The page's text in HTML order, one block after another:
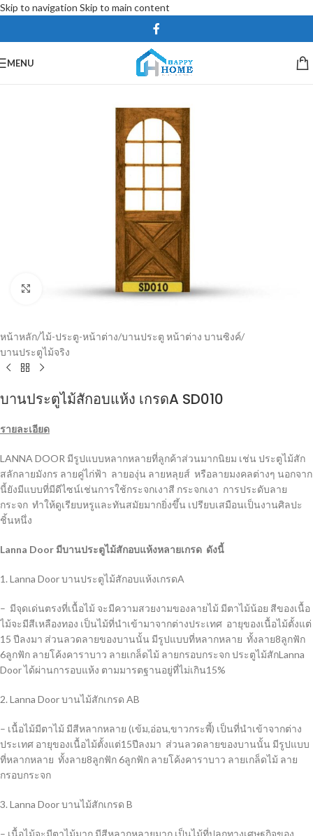
Skip to navigation Skip to main content
MENU
Click to enlarge
หน้าหลัก/ไม้-ประตู-หน้าต่าง/บานประตู หน้าต่าง บานซิงค์/
บานประตูไม้จริง
บานประตูไม้สักอบแห้ง เกรดA SD010
รายละเอียด
LANNA DOOR มีรูปแบบหลากหลายที่ลูกค้าส่วนมากนิยม เช่น ประตูไม้สัก
สลักลายมังกร ลายคู่ไก่ฟ้า ลายองุ่น ลายหลุยส์ หรือลายมงคลต่างๆ นอกจาก
นี้ยังมีแบบที่มีดีไซน์เช่นการใช้กระจกเงาสี กระจกเงา การประดับลาย
กระจก ทำให้ดูเรียบหรูและทันสมัยมากยิ่งขึ้น เปรียบเสมือนเป็นงานศิลปะ
ชิ้นหนึ่ง
Lanna Door มีบานประตูไม้สักอบแห้งหลายเกรด ดังนี้
1. Lanna Door บานประตูไม้สักอบแห้งเกรดA
– มีจุดเด่นตรงที่เนื้อไม้ จะมีความสวยงามของลายไม้ มีตาไม้น้อย สีของเนื้อ
ไม้จะมีสีเหลืองทอง เป็นไม้ที่นำเข้ามาจากต่างประเทศ อายุของเนื้อไม้ตั้งแต่
15 ปีลงมา ส่วนลวดลายของบานนั้น มีรูปแบบที่หลากหลาย ทั้งลาย8ลูกฟัก
6ลูกฟัก ลายโค้งคาราบาว ลายเกล็ดไม้ ลายกรอบกระจก ประตูไม้สักLanna
Door ได้ผ่านการอบแห้ง ตามมารตฐานอยู่ที่ไม่เกิน15%
2. Lanna Door บานไม้สักเกรด AB
– เนื้อไม้มีตาไม้ มีสีหลากหลาย (เข้ม,อ่อน,ขาวกระพี้) เป็นที่นำเข้าจากต่าง
ประเทศ อายุของเนื้อไม้ตั้งแต่15ปีลงมา ส่วนลวดลายของบานนั้น มีรูปแบบ
ที่หลากหลาย ทั้งลาย8ลูกฟัก 6ลูกฟัก ลายโค้งคาราบาว ลายเกล็ดไม้ ลาย
กรอบกระจก
3. Lanna Door บานไม้สักเกรด B
– เนื้อไม้จะมีตาไม้มาก มีสีหลากหลายมาก เป็นไม้ที่ปลูกทางเศษฐกิจของ